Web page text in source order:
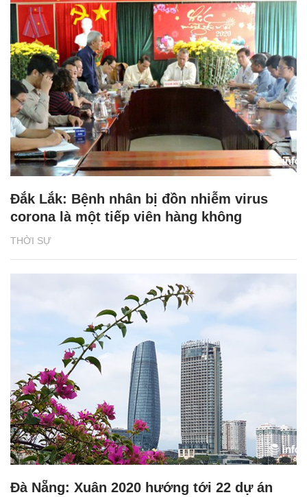
THỜI SỰ
Đắk Lắk: Bệnh nhân bị đồn nhiễm virus
corona là một tiếp viên hàng không
Đà Nẵng: Xuân 2020 hướng tới 22 dự án